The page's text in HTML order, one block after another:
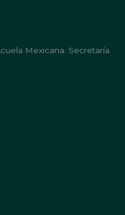
Mexicana. Secretaría